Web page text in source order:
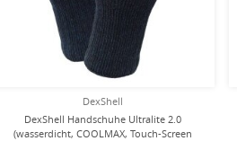
DexShell
DexShell Handschuhe Ultralite 2.0
(wasserdicht, COOLMAX, Touch-Screen